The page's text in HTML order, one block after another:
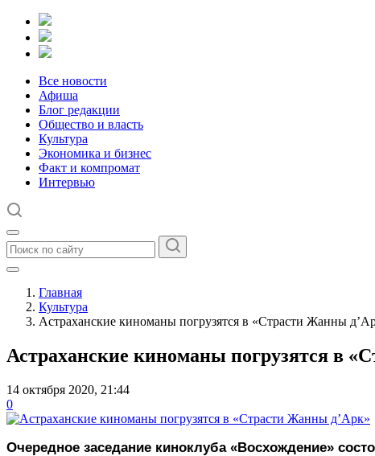
Все новости
Афиша
Блог редакции
Общество и власть
Культура
Экономика и бизнес
Факт и компромат
Интервью
Главная
Культура
Астраханские киноманы погрузятся в «Страсти Жанны
Астраханские киноманы погрузятся в
14 октября 2020, 21:44
0
Очередное заседание киноклуба «Восхождение»